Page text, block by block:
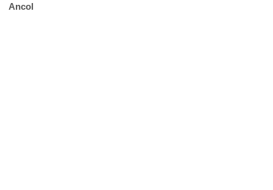
Ancol